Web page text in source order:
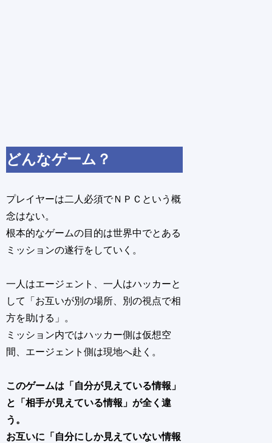
どんなゲーム？
プレイヤーは二人必須でＮＰＣという概
念はない。
根本的なゲームの目的は世界中でとある
ミッションの遂行をしていく。
一人はエージェント、一人はハッカーと
して「お互いが別の場所、別の視点で相
方を助ける」。
ミッション内ではハッカー側は仮想空
間、エージェント側は現地へ赴く。
このゲームは「自分が見えている情報」
と「相手が見えている情報」が全く違
う。
お互いに「自分にしか見えていない情報